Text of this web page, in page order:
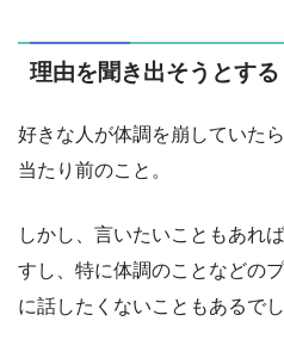
理由を聞き出そうとする
好きな人が体調を崩していた
当たり前のこと。
しかし、言いたいこともあれ
すし、特に体調のことなどの
に話したくないこともあるでし